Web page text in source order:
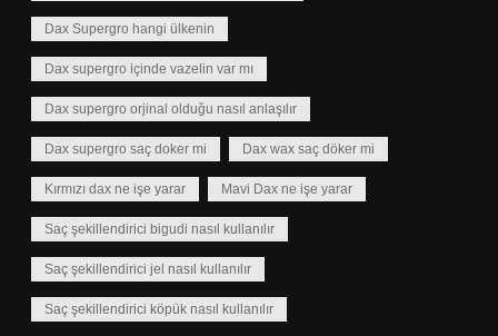
Dax Supergro hangi ülkenin
Dax supergro içinde vazelin var mı
Dax supergro orjinal olduğu nasıl anlaşılır
Dax supergro saç doker mi Dax wax saç döker mi
Kırmızı dax ne işe yarar Mavi Dax ne işe yarar
Saç şekillendirici bigudi nasıl kullanılır
Saç şekillendirici jel nasıl kullanılır
Saç şekillendirici köpük nasıl kullanılır